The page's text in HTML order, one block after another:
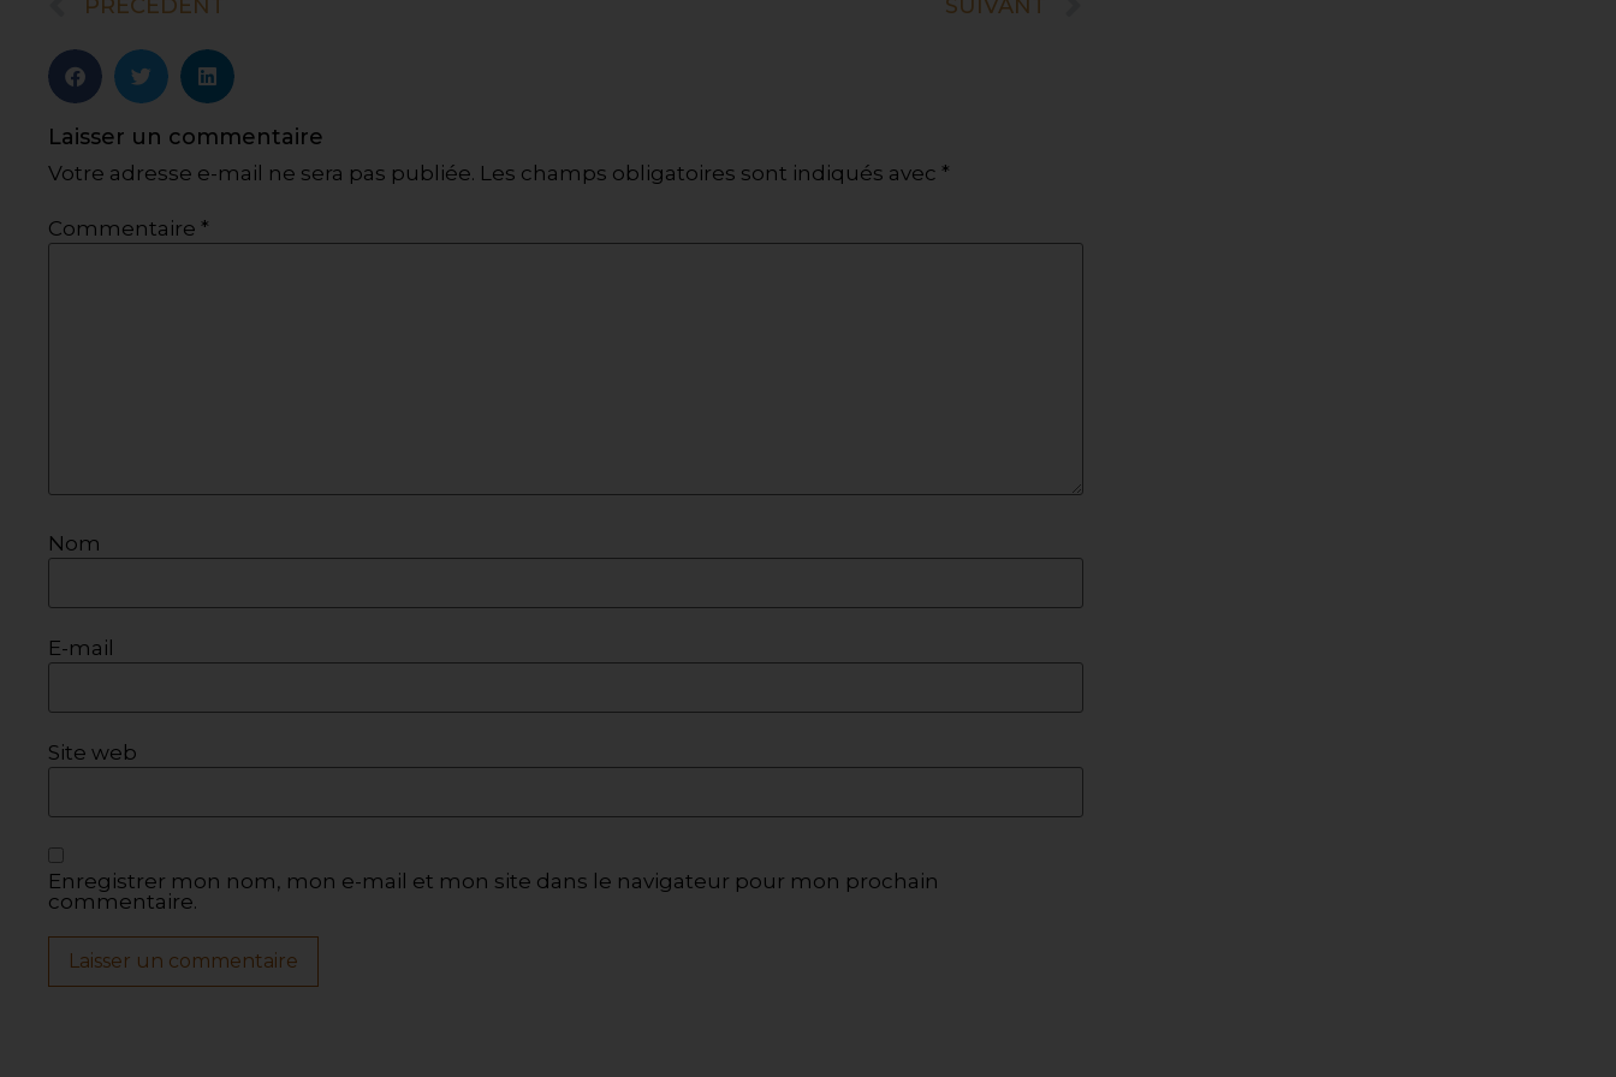
PRÉCÉDENT SUIVANT
Laisser un commentaire
Votre adresse e-mail ne sera pas publiée. Les champs obligatoires sont indiqués avec *
Commentaire *
Nom
E-mail
Site web
Enregistrer mon nom, mon e-mail et mon site dans le navigateur pour mon prochain
commentaire.